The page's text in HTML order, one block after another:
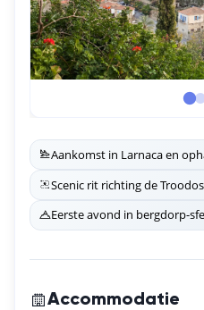
Aankomst in Larnaca en
Scenic rit richting de
Eerste avond in bergdorp-
Accommodatie